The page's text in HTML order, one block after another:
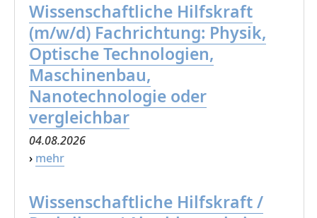
Wissenschaftliche Hilfskraft
(m/w/d) Fachrichtung: Physik,
Optische Technologien,
Maschinenbau,
Nanotechnologie oder
vergleichbar
04.08.2026
› mehr
Wissenschaftliche Hilfskraft /